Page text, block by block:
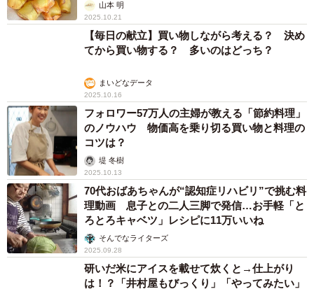
山本 明
2025.10.21
【毎日の献立】買い物しながら考える？ 決め
てから買い物する？ 多いのはどっち？
まいどなデータ
2025.10.16
フォロワー57万人の主婦が教える「節約料理」
のノウハウ 物価高を乗り切る買い物と料理の
コツは？
堤 冬樹
2025.10.13
70代おばあちゃんが“認知症リハビリ”で挑む料
理動画 息子との二人三脚で発信…お手軽「と
ろとろキャベツ」レシピに11万いいね
そんでなライターズ
2025.09.28
研いだ米にアイスを載せて炊くと→仕上がり
は！？「井村屋もびっくり」「やってみたい」